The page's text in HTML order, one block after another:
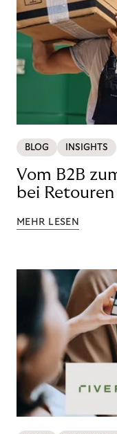
BLOG INSIGHTS
Vom B2B
bei
MEHR LESEN